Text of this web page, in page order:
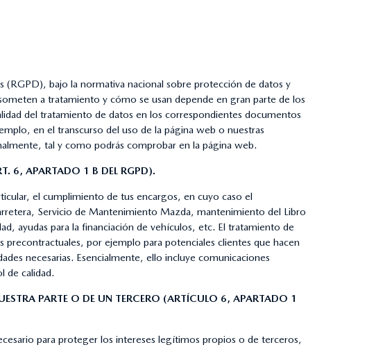
bajo la normativa nacional sobre protección de datos y
a tratamiento y cómo se usan depende en gran parte de los
del tratamiento de datos en los correspondientes documentos
en el transcurso del uso de la página web o nuestras
tal y como podrás comprobar en la página web.
6, APARTADO 1 B DEL RGPD).
el cumplimiento de tus encargos, en cuyo caso el
Servicio de Mantenimiento Mazda, mantenimiento del Libro
ayudas para la financiación de vehículos, etc. El tratamiento de
precontractuales, por ejemplo para potenciales clientes que hacen
necesarias. Esencialmente, ello incluye comunicaciones
de calidad.
PARTE O DE UN TERCERO (ARTÍCULO 6, APARTADO 1
para proteger los intereses legítimos propios o de terceros,